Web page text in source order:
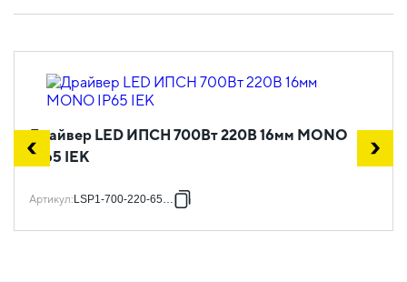
Драйвер LED ИПСН 700Вт 220В 16мм MONO
IP65 IEK
Артикул:LSP1-700-220-65-16